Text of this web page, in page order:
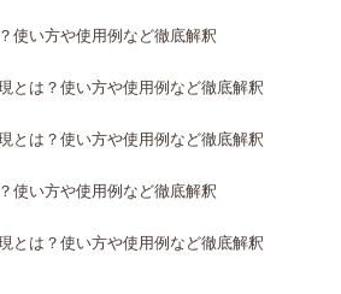
使い方や使用例など徹底解釈
とは？使い方や使用例など徹底解釈
とは？使い方や使用例など徹底解釈
使い方や使用例など徹底解釈
とは？使い方や使用例など徹底解釈